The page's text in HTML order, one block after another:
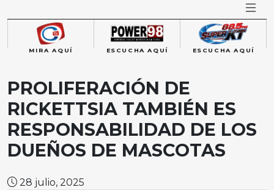
MIRA AQUÍ ESCUCHA AQUÍ ESCUCHA AQUÍ
PROLIFERACIÓN DE
RICKETTSIA TAMBIÉN ES
RESPONSABILIDAD DE LOS
DUEÑOS DE MASCOTAS
28 julio, 2025